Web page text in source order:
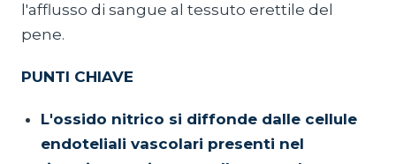
l'afflusso di sangue al tessuto erettile del
pene.
PUNTI CHIAVE
L'ossido nitrico si diffonde dalle cellule
endoteliali vascolari presenti nel